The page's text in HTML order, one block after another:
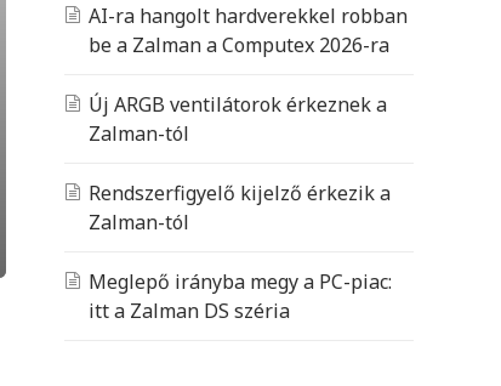
AI-ra hangolt hardverekkel robban
be a Zalman a Computex 2026-ra
Új ARGB ventilátorok érkeznek a
Zalman-tól
Rendszerfigyelő kijelző érkezik a
Zalman-tól
Meglepő irányba megy a PC-piac:
itt a Zalman DS széria